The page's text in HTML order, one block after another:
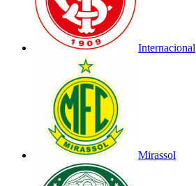
Internacional
Mirassol